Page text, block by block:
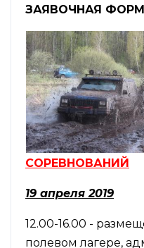
ЗАЯВОЧНАЯ
СОРЕВНОВАНИЙ
19 апреля 2019
12.00-16.00 -
полевом лагере,